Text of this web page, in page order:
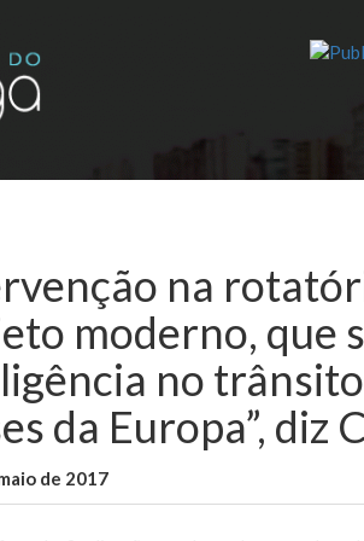
na
moderno, que
no
da Europa”, diz
de 2017